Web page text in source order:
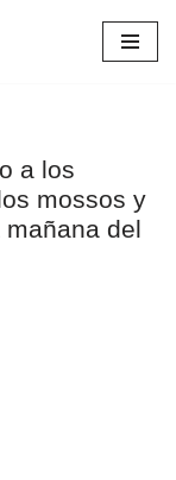
a los
mossos y
del